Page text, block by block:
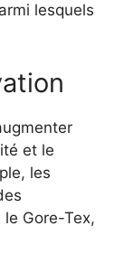
lesquels
et le
les
Gore-Tex,